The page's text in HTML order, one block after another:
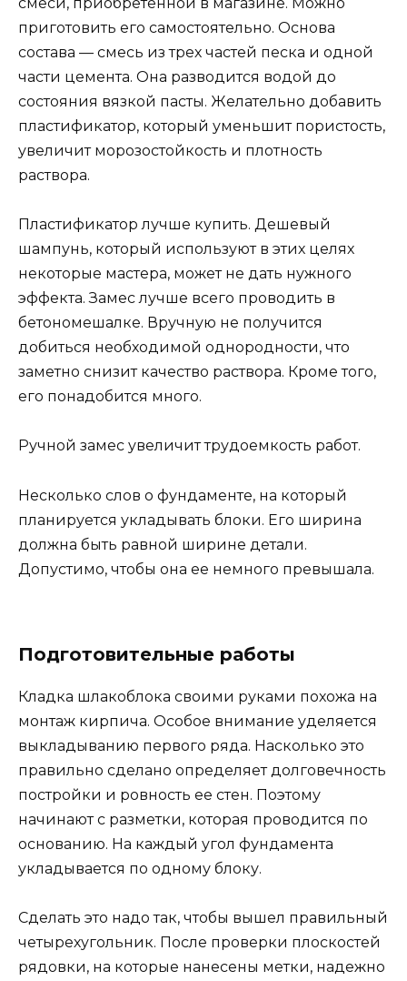
приготовить его самостоятельно. Основа
состава — смесь из трех частей песка и одной
части цемента. Она разводится водой до
состояния вязкой пасты. Желательно добавить
пластификатор, который уменьшит пористость,
увеличит морозостойкость и плотность
раствора.
Пластификатор лучше купить. Дешевый
шампунь, который используют в этих целях
некоторые мастера, может не дать нужного
эффекта. Замес лучше всего проводить в
бетономешалке. Вручную не получится
добиться необходимой однородности, что
заметно снизит качество раствора. Кроме того,
его понадобится много.
Ручной замес увеличит трудоемкость работ.
Несколько слов о фундаменте, на который
планируется укладывать блоки. Его ширина
должна быть равной ширине детали.
Допустимо, чтобы она ее немного превышала.
Подготовительные работы
Кладка шлакоблока своими руками похожа на
монтаж кирпича. Особое внимание уделяется
выкладыванию первого ряда. Насколько это
правильно сделано определяет долговечность
постройки и ровность ее стен. Поэтому
начинают с разметки, которая проводится по
основанию. На каждый угол фундамента
укладывается по одному блоку.
Сделать это надо так, чтобы вышел правильный
четырехугольник. После проверки плоскостей
рядовки, на которые нанесены метки, надежно